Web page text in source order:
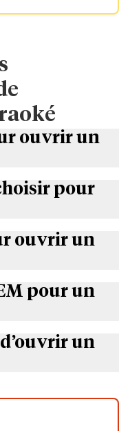
ouvrir un
pour
ouvrir un
pour un
un